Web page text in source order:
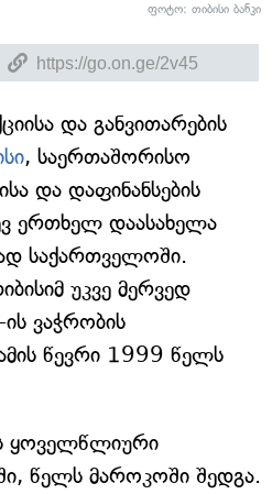
ფოტო: თიბისი ბანკი
და განვითარების
, საერთაშორისო
და დაფინანსების
ერთხელ დაასახელა
საქართველოში.
უკვე მერვედ
ვაჭრობის
წევრი 1999 წელს
ყოველწლიური
წელს მაროკოში შედგა.